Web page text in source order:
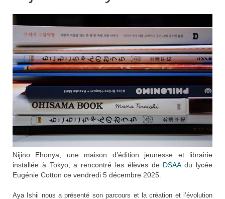
Nijino Ehonya, une maison d’édition jeunesse et librairie
installée à Tokyo, a rencontré les élèves de DSAAdu lycée
Eugénie Cotton ce vendredi 5 décembre 2025.
Aya Ishii nous a présenté son parcours et la création et l’évolution